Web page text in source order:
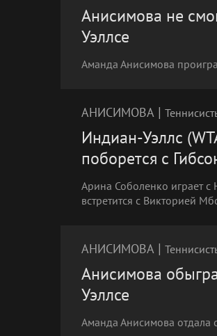
Анисимова не
Уэллсе
Аманда Анисимова
АНИСИМОВА |
Индиан-Уэллс
поборется с
Арина Соболенко играет с
встретится с Викторией
АНИСИМОВА |
Анисимова
Уэллсе
Аманда Анисимова отдала